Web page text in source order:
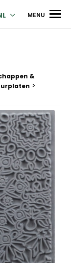
créations
MENU
&
>